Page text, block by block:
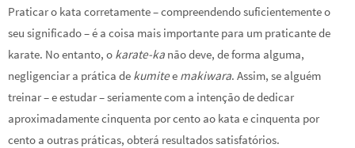
Praticar o kata corretamente – compreendendo suficientemente o
seu significado – é a coisa mais importante para um praticante de
karate. No entanto, o karate-ka não deve, de forma alguma,
negligenciar a prática de kumitee makiwara. Assim, se alguém
treinar – e estudar – seriamente com a intenção de dedicar
aproximadamente cinquenta por cento ao kata e cinquenta por
cento a outras práticas, obterá resultados satisfatórios.